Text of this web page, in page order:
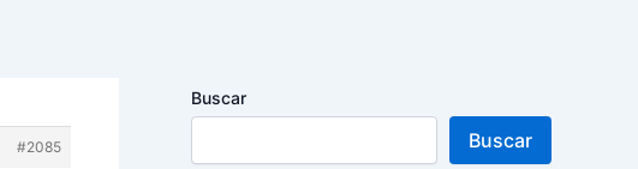
#2085
Buscar
Buscar